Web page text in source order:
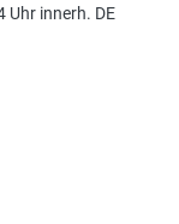
Uhr innerh. DE